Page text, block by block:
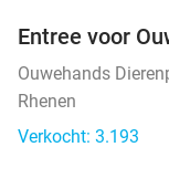
Entree voor
Ouwehands
Rhenen
Verkocht: 3.193